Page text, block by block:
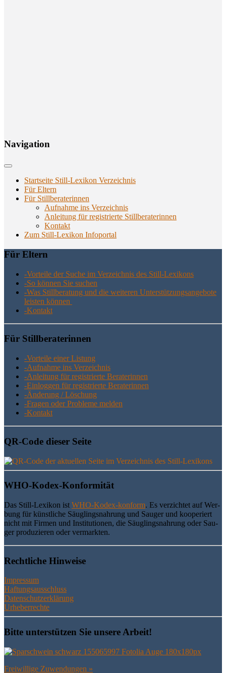
Navi­ga­ti­on
Startseite Still-Lexikon Verzeichnis
Für Eltern
Für Stillberaterinnen
Aufnahme ins Verzeichnis
Anlei­tung für regis­trier­te Stillberaterinnen
Kon­takt
Zum Still-Lexikon Infoportal
Für Eltern
-Vor­tei­le der Suche im Ver­zeich­nis des Still-Lexikons
-So kön­nen Sie suchen
-Was Still­be­ra­tung und die wei­te­ren Unter­stüt­zungs­an­ge­bo­te
leis­ten können
-Kon­takt
Für Still­be­ra­te­rin­nen
-Vor­tei­le einer Listung
-Auf­nah­me ins Verzeichnis
-Anlei­tung für regis­trier­te Beraterinnen
-Ein­log­gen für regis­trier­te Beraterinnen
-Ände­rung / Löschung
-Fra­gen oder Pro­ble­me melden
-Kon­takt
QR-Code die­ser Seite
WHO-Kodex-Kon­for­mi­tät
Das Still-Lexi­kon ist WHO-Kodex-kon­form. Es ver­zich­tet auf Wer­
bung für künst­li­che Säug­lings­nah­rung und Sau­ger und koope­riert
nicht mit Fir­men und Insti­tu­tio­nen, die Säug­lings­nah­rung oder Sau­
ger pro­du­zie­ren oder vermarkten.
Recht­li­che Hinweise
Impressum
Haftungsausschluss
Datenschutzerklärung
Urheberrechte
Bit­te unter­stüt­zen Sie unse­re Arbeit!
Frei­wil­li­ge Zuwendungen »